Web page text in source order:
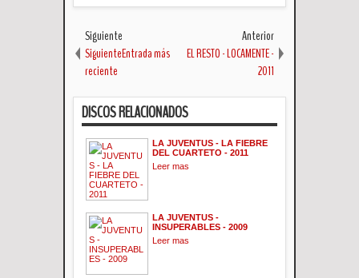
Siguiente
SiguienteEntrada más
reciente
Anterior
EL RESTO - LOCAMENTE -
2011
DISCOS RELACIONADOS
LA JUVENTUS - LA FIEBRE
DEL CUARTETO - 2011
Leer mas
LA JUVENTUS -
INSUPERABLES - 2009
Leer mas